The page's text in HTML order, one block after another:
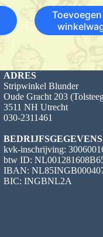
ADRES
Stripwinkel Blunder
Oude Gracht 203
3511 NH Utrecht
030-2311461
BEDRIJFSGEGEVENS
kvk-inschrijving:
btw ID:
IBAN:
BIC: INGBNL2A